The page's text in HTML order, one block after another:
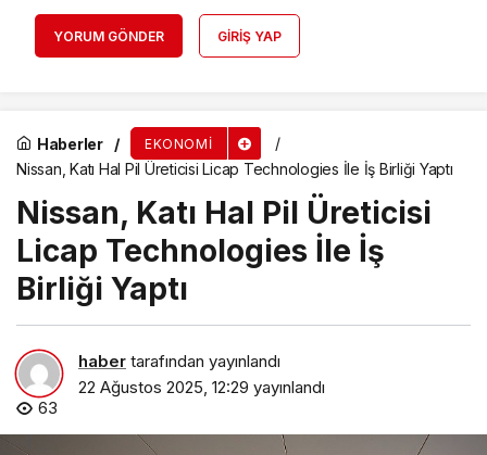
YORUM GÖNDER GIRIŞ YAP
Haberler EKONOMI
Nissan, Katı Hal Pil Üreticisi Licap Technologies İle İş Birliği Yaptı
Nissan, Katı Hal Pil Üreticisi
Licap Technologies İle İş
Birliği Yaptı
haber tarafından yayınlandı
22 Ağustos 2025, 12:29 yayınlandı
63